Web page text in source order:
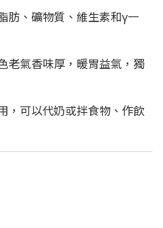
肪、礦物質、維生素和γ一
老氣香味厚，暖胃益氣，獨
，可以代奶或拌食物、作飲